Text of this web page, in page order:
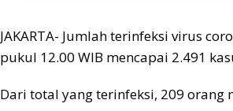
JAKARTA- Jumlah terinfeksi virus
pukul 12.00 WIB mencapai 2.491
Dari total yang terinfeksi, 209